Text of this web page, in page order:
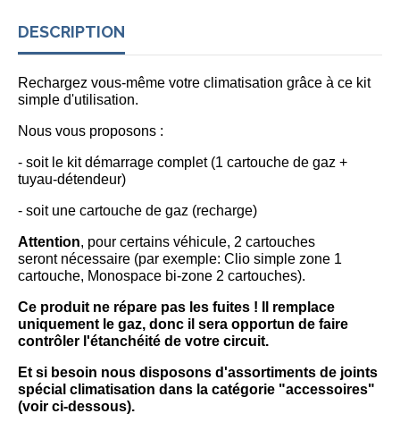
DESCRIPTION
Rechargez vous-même votre climatisation grâce à ce kit
simple d'utilisation.
Nous vous proposons :
- soit le kit démarrage complet (1 cartouche de gaz +
tuyau-détendeur)
- soit une cartouche de gaz (recharge)
Attention, pour certains véhicule, 2 cartouches
seront nécessaire (par exemple: Clio simple zone 1
cartouche, Monospace bi-zone 2 cartouches).
Ce produit ne répare pas les fuites ! Il remplace
uniquement le gaz, donc il sera opportun de faire
contrôler l'étanchéité de votre circuit.
Et si besoin nous disposons d'assortiments de joints
spécial climatisation dans la catégorie "accessoires"
(voir ci-dessous).